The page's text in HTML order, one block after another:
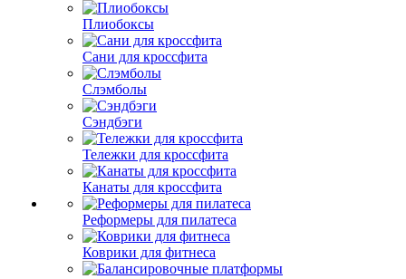
Плиобоксы
Сани для кроссфита
Слэмболы
Сэндбэги
Тележки для кроссфита
Канаты для кроссфита
Реформеры для пилатеса
Коврики для фитнеса